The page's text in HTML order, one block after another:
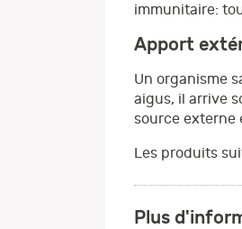
immunitaire:
Apport
Un organisme
aigus, il arrive
source externe
Les produits
Plus